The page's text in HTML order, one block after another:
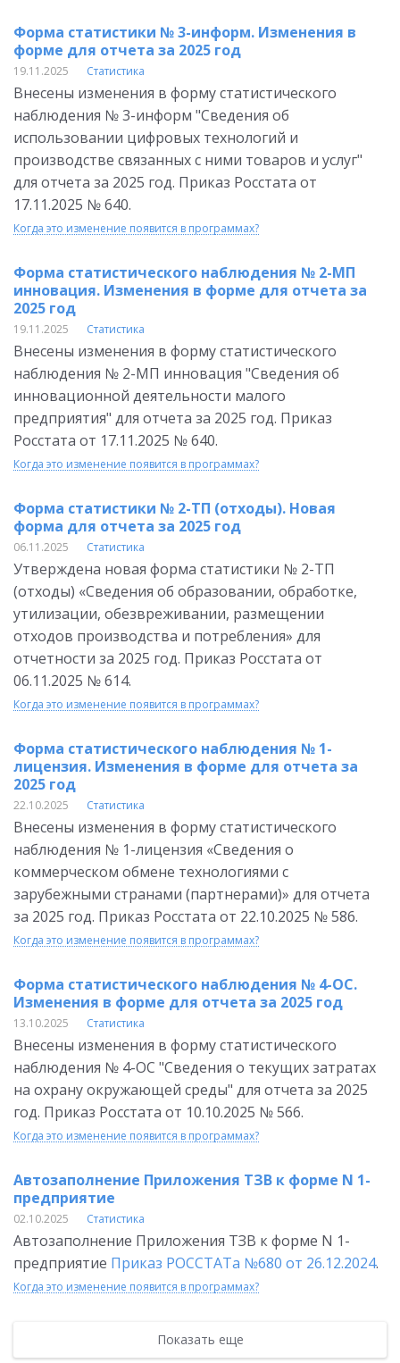
Форма статистики № 3-информ. Изменения в
форме для отчета за 2025 год
19.11.2025 Статистика
Внесены изменения в форму статистического
наблюдения № 3-информ "Сведения об
использовании цифровых технологий и
производстве связанных с ними товаров и услуг"
для отчета за 2025 год. Приказ Росстата от
17.11.2025 № 640.
Когда это изменение появится в программах?
Форма статистического наблюдения № 2-МП
инновация. Изменения в форме для отчета за
2025 год
19.11.2025 Статистика
Внесены изменения в форму статистического
наблюдения № 2-МП инновация "Сведения об
инновационной деятельности малого
предприятия" для отчета за 2025 год. Приказ
Росстата от 17.11.2025 № 640.
Когда это изменение появится в программах?
Форма статистики № 2-ТП (отходы). Новая
форма для отчета за 2025 год
06.11.2025 Статистика
Утверждена новая форма статистики № 2-ТП
(отходы) «Сведения об образовании, обработке,
утилизации, обезвреживании, размещении
отходов производства и потребления» для
отчетности за 2025 год. Приказ Росстата от
06.11.2025 № 614.
Когда это изменение появится в программах?
Форма статистического наблюдения № 1-
лицензия. Изменения в форме для отчета за
2025 год
22.10.2025 Статистика
Внесены изменения в форму статистического
наблюдения № 1-лицензия «Сведения о
коммерческом обмене технологиями с
зарубежными странами (партнерами)» для отчета
за 2025 год. Приказ Росстата от 22.10.2025 № 586.
Когда это изменение появится в программах?
Форма статистического наблюдения № 4-ОС.
Изменения в форме для отчета за 2025 год
13.10.2025 Статистика
Внесены изменения в форму статистического
наблюдения № 4-ОС "Сведения о текущих затратах
на охрану окружающей среды" для отчета за 2025
год. Приказ Росстата от 10.10.2025 № 566.
Когда это изменение появится в программах?
Автозаполнение Приложения ТЗВ к форме N 1-
предприятие
02.10.2025 Статистика
Автозаполнение Приложения ТЗВ к форме N 1-
предприятие Приказ РОССТАТа №680 от 26.12.2024.
Когда это изменение появится в программах?
Показать еще